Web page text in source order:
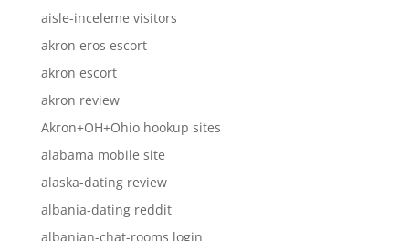
aisle-inceleme visitors
akron eros escort
akron escort
akron review
Akron+OH+Ohio hookup sites
alabama mobile site
alaska-dating review
albania-dating reddit
albanian-chat-rooms login